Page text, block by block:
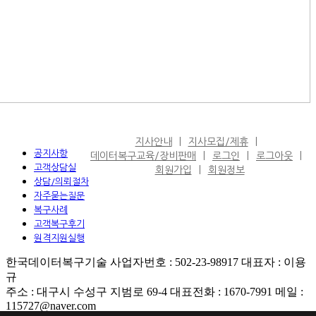
공지사항
고객상담실
상담/의뢰절차
자주묻는질문
복구사례
고객복구후기
원격지원실행
지사안내
지사모집/제휴
데이터복구교육/장비판매
로그인
로그아웃
회원가입
회원정보
한국데이터복구기술 사업자번호 : 502-23-98917 대표자 : 이용
규
주소 : 대구시 수성구 지범로 69-4 대표전화 : 1670-7991 메일 :
115727@naver.com